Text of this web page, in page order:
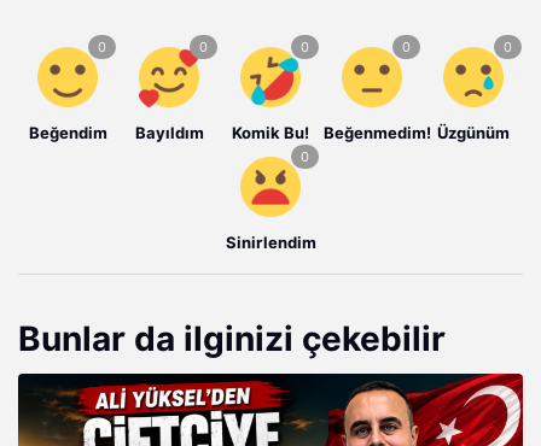
Beğendim Bayıldım Komik Bu! Beğenmedim! Üzgünüm
Sinirlendim
Bunlar da ilginizi çekebilir